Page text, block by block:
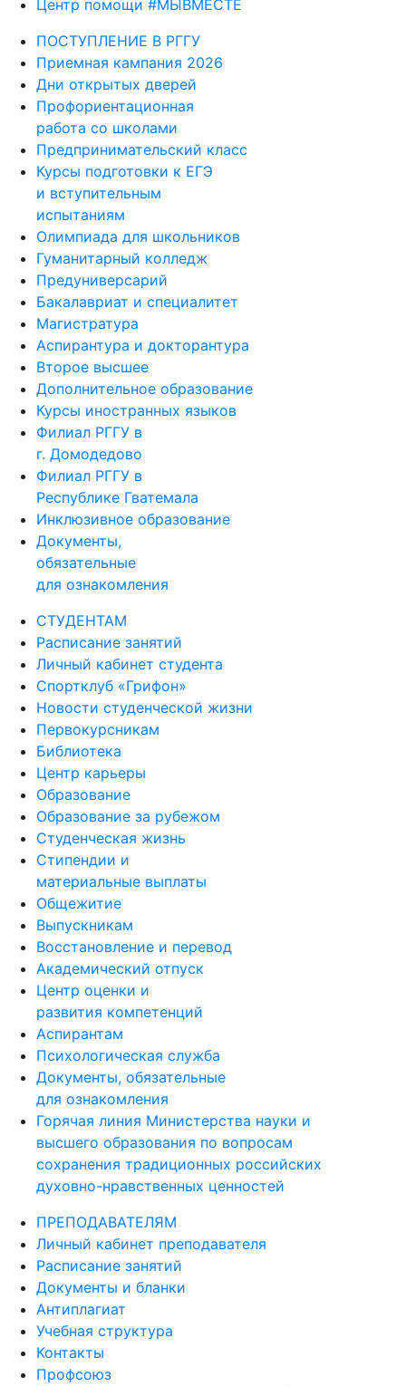
Центр помощи #МЫВМЕСТЕ
ПОСТУПЛЕНИЕ В РГГУ
Приемная кампания 2026
Дни открытых дверей
Профориентационная
работа со школами
Предпринимательский класс
Курсы подготовки к ЕГЭ
и вступительным
испытаниям
Олимпиада для школьников
Гуманитарный колледж
Предуниверсарий
Бакалавриат и специалитет
Магистратура
Аспирантура и докторантура
Второе высшее
Дополнительное образование
Курсы иностранных языков
Филиал РГГУ в
г. Домодедово
Филиал РГГУ в
Республике Гватемала
Инклюзивное образование
Документы,
обязательные
для ознакомления
СТУДЕНТАМ
Расписание занятий
Личный кабинет студента
Спортклуб «Грифон»
Новости студенческой жизни
Первокурсникам
Библиотека
Центр карьеры
Образование
Образование за рубежом
Студенческая жизнь
Стипендии и
материальные выплаты
Общежитие
Выпускникам
Восстановление и перевод
Академический отпуск
Центр оценки и
развития компетенций
Аспирантам
Психологическая служба
Документы, обязательные
для ознакомления
Горячая линия Министерства науки и
высшего образования по вопросам
сохранения традиционных российских
духовно-нравственных ценностей
ПРЕПОДАВАТЕЛЯМ
Личный кабинет преподавателя
Расписание занятий
Документы и бланки
Антиплагиат
Учебная структура
Контакты
Профсоюз